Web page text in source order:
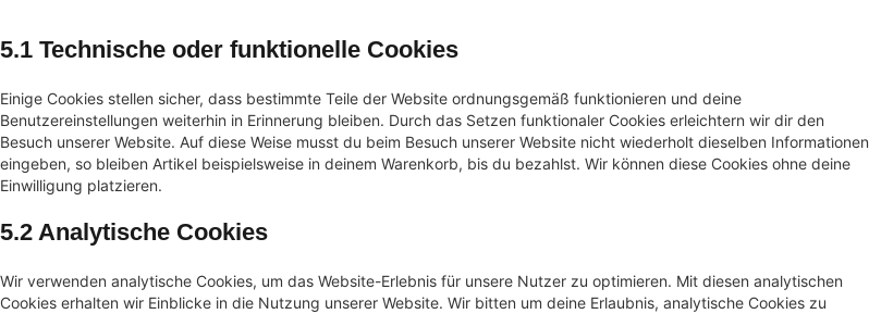
5.1 Technische oder funktionelle Cookies
Einige Cookies stellen sicher, dass bestimmte Teile der Website ordnungsgemäß funktionieren und deine
Benutzereinstellungen weiterhin in Erinnerung bleiben. Durch das Setzen funktionaler Cookies erleichtern wir dir den
Besuch unserer Website. Auf diese Weise musst du beim Besuch unserer Website nicht wiederholt dieselben Informationen
eingeben, so bleiben Artikel beispielsweise in deinem Warenkorb, bis du bezahlst. Wir können diese Cookies ohne deine
Einwilligung platzieren.
5.2 Analytische Cookies
Wir verwenden analytische Cookies, um das Website-Erlebnis für unsere Nutzer zu optimieren. Mit diesen analytischen
Cookies erhalten wir Einblicke in die Nutzung unserer Website. Wir bitten um deine Erlaubnis, analytische Cookies zu